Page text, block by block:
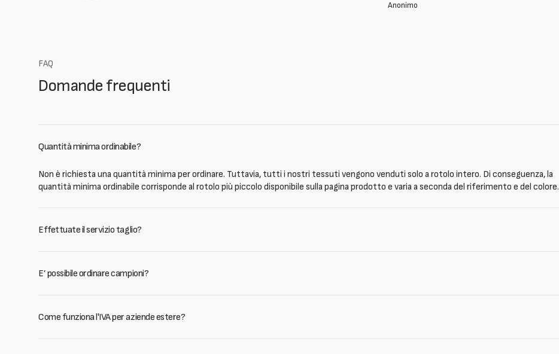
Anonimo
FAQ
Domande frequenti
Quantità minima ordinabile?
Non è richiesta una quantità minima per ordinare. Tuttavia, tutti i nostri tessuti vengono venduti solo a rotolo intero. Di conseguenza, la
quantità minima ordinabile corrisponde al rotolo più piccolo disponibile sulla pagina prodotto e varia a seconda del riferimento e del colore.
Effettuate il servizio taglio?
E’ possibile ordinare campioni?
Come funziona l'IVA per aziende estere?